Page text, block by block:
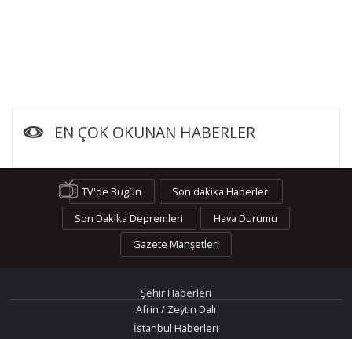
EN ÇOK OKUNAN HABERLER
TV'de Bugün
Son dakika Haberleri
Son Dakika Depremleri
Hava Durumu
Gazete Manşetleri
Şehir Haberleri
Afrin / Zeytin Dalı
İstanbul Haberleri